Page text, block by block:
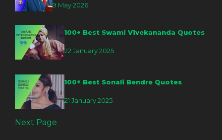
9 May 2026
100+ Best Swami Vivekananda Quotes
22 January 2025
100+ Best Sonali Bendre Quotes
21 January 2025
Next Page